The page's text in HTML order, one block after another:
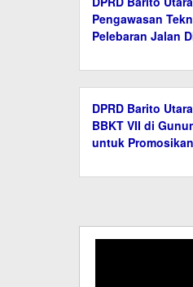
Pengawasan
Pelebaran Jalan
DPRD Barito
BBKT VII di
untuk